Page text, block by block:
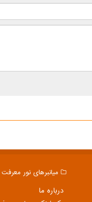
میانبرهای نور معرفت
درباره ما